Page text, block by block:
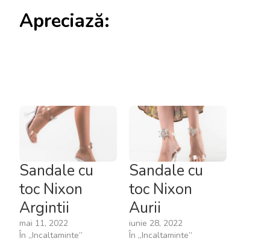
Apreciază:
Sandale cu
toc Nixon
Argintii
mai 11, 2022
În „Incaltaminte”
Sandale cu
toc Nixon
Aurii
iunie 28, 2022
În „Incaltaminte”